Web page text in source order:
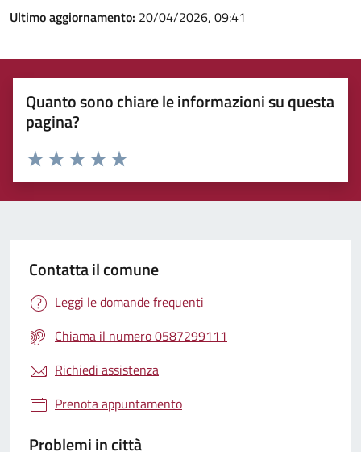
Ultimo aggiornamento: 20/04/2026, 09:41
Quanto sono chiare le informazioni su questa
pagina?
Rating:
Valuta 5 stelle su 5
Valuta 4 stelle su 5
Valuta 3 stelle su 5
Valuta 2 stelle su 5
Valuta 1 stelle su 5
Contatta il comune
Leggi le domande frequenti
Chiama il numero 0587299111
Richiedi assistenza
Prenota appuntamento
Problemi in città